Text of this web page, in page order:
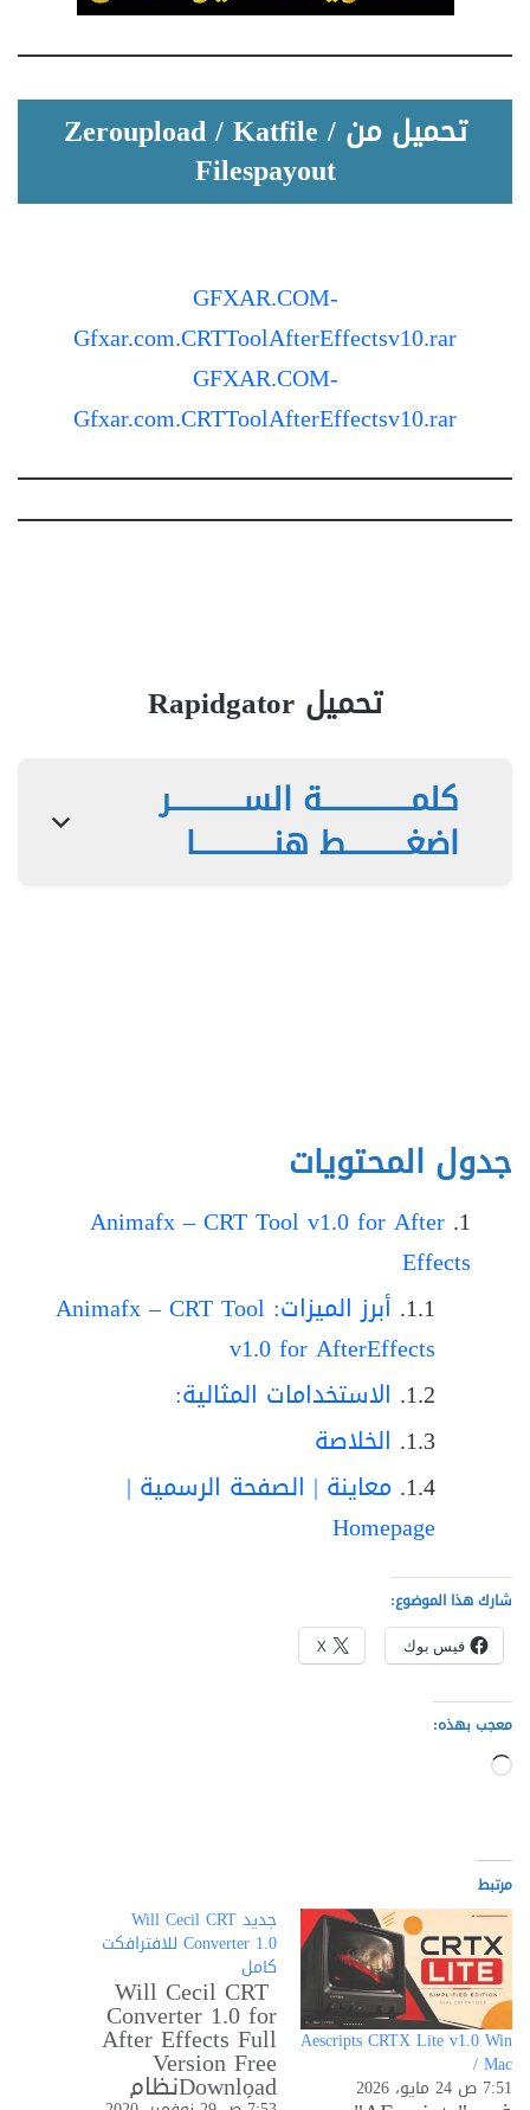
تحميل من Zeroupload / Katfile /
Filespayout
GFXAR.COM-
Gfxar.com.CRTToolAfterEffectsv10.rar
GFXAR.COM-
Gfxar.com.CRTToolAfterEffectsv10.rar
تحميل Rapidgator
كلمـــــــــــــــة الســــــــــــر
اضغــــــــــط هنـــــــــــــا
جدول المحتويات
Animafx – CRT Tool v1.0 for After
Effects
أبرز الميزات: Animafx – CRT Tool
v1.0 for AfterEffects
الاستخدامات المثالية:
الخلاصة
معاينة | الصفحة الرسمية |
Homepage
شارك هذا الموضوع:
فيس بوك X
معجب بهذه:
جاري
مرتبط
Aescripts CRTX Lite v1.0 Win
/ Mac
7:51 ص 24 مايو، 2026
جديد Will Cecil CRT
Converter 1.0 للافترافكت
كامل
Will Cecil CRT
Converter 1.0 for
After Effects Full
Version Free
Downloadنظام